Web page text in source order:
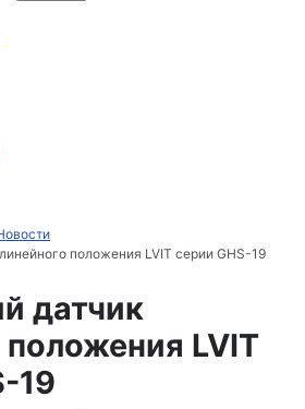
положения LVIT серии GHS-19
датчик
положения LVIT
19